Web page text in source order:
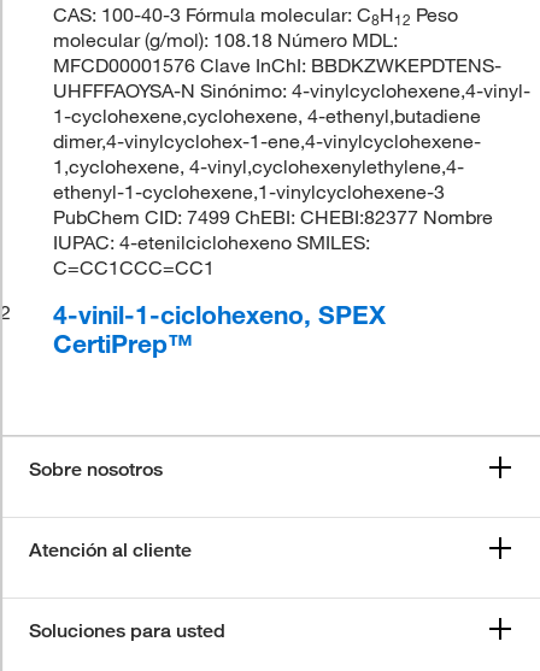
CAS: 100-40-3 Fórmula molecular: C8H12 Peso
molecular (g/mol): 108.18 Número MDL:
MFCD00001576 Clave InChI: BBDKZWKEPDTENS-
UHFFFAOYSA-N Sinónimo: 4-vinylcyclohexene,4-vinyl-
1-cyclohexene,cyclohexene, 4-ethenyl,butadiene
dimer,4-vinylcyclohex-1-ene,4-vinylcyclohexene-
1,cyclohexene, 4-vinyl,cyclohexenylethylene,4-
ethenyl-1-cyclohexene,1-vinylcyclohexene-3
PubChem CID: 7499 ChEBI: CHEBI:82377 Nombre
IUPAC: 4-etenilciclohexeno SMILES:
C=CC1CCC=CC1
2
4-vinil-1-ciclohexeno, SPEX
CertiPrep™
Sobre nosotros
Atención al cliente
Soluciones para usted